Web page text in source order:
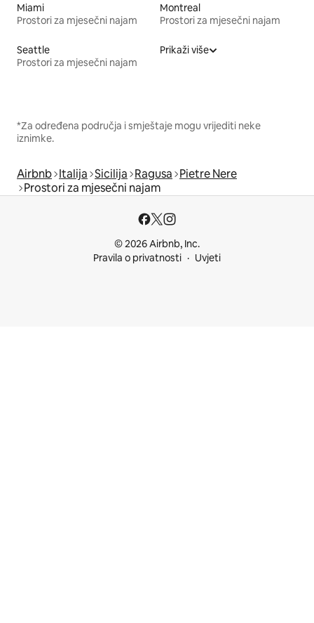
Miami
Prostori za mjesečni najam
Montreal
Prostori za mjesečni najam
Seattle
Prostori za mjesečni najam
Prikaži više
*Za određena područja i smještaje mogu vrijediti neke
iznimke.
Airbnb Italija Sicilija Ragusa Pietre Nere
Prostori za mjesečni najam
© 2026 Airbnb, Inc.
Pravila o privatnosti
Uvjeti